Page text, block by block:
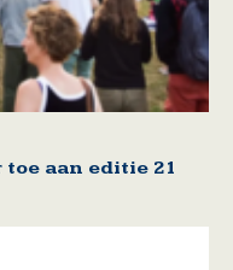
aan editie 21